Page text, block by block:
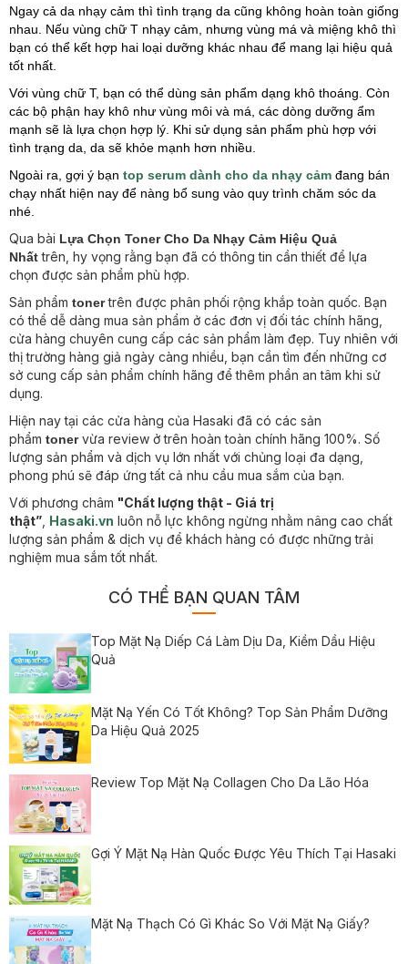
Ngay cả da nhạy cảm thì tình trạng da cũng không hoàn toàn giống
nhau. Nếu vùng chữ T nhạy cảm, nhưng vùng má và miệng khô thì
bạn có thể kết hợp hai loại dưỡng khác nhau để mang lại hiệu quả
tốt nhất.
Với vùng chữ T, bạn có thể dùng sản phẩm dạng khô thoáng. Còn
các bộ phận hay khô như vùng môi và má, các dòng dưỡng ẩm
mạnh sẽ là lựa chọn hợp lý. Khi sử dụng sản phẩm phù hợp với
tình trạng da, da sẽ khỏe mạnh hơn nhiều.
Ngoài ra, gợi ý bạn top serum dành cho da nhạy cảm đang bán
chạy nhất hiện nay để nàng bổ sung vào quy trình chăm sóc da
nhé.
Qua bài Lựa Chọn Toner Cho Da Nhạy Cảm Hiệu Quả
Nhấttrên, hy vọng rằng bạn đã có thông tin cần thiết để lựa
chọn được sản phẩm phù hợp.
Sản phẩm toner trên được phân phối rộng khắp toàn quốc. Bạn
có thể dễ dàng mua sản phẩm ở các đơn vị đối tác chính hãng,
cửa hàng chuyên cung cấp các sản phẩm làm đẹp. Tuy nhiên với
thị trường hàng giả ngày càng nhiều, bạn cần tìm đến những cơ
sở cung cấp sản phẩm chính hãng để thêm phần an tâm khi sử
dụng.
Hiện nay tại các cửa hàng của Hasaki đã có các sản
phẩm tonervừa review ở trên hoàn toàn chính hãng 100%. Số
lượng sản phẩm và dịch vụ lớn nhất với chủng loại đa dạng,
phong phú sẽ đáp ứng tất cả nhu cầu mua sắm của bạn.
Với phương châm "Chất lượng thật - Giá trị
thật” Hasaki.vn luôn nỗ lực không ngừng nhằm nâng cao chất
lượng sản phẩm & dịch vụ để khách hàng có được những trải
nghiệm mua sắm tốt nhất.
CÓ THỂ BẠN QUAN TÂM
Top Mặt Nạ Diếp Cá Làm Dịu Da, Kiềm Dầu Hiệu
Quả
Mặt Nạ Yến Có Tốt Không? Top Sản Phẩm Dưỡng
Da Hiệu Quả 2025
Review Top Mặt Nạ Collagen Cho Da Lão Hóa
Gợi Ý Mặt Nạ Hàn Quốc Được Yêu Thích Tại Hasaki
Mặt Nạ Thạch Có Gì Khác So Với Mặt Nạ Giấy?